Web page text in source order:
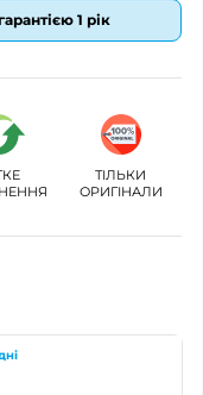
1 рік
ТІЛЬКИ
ОРИГІНАЛИ